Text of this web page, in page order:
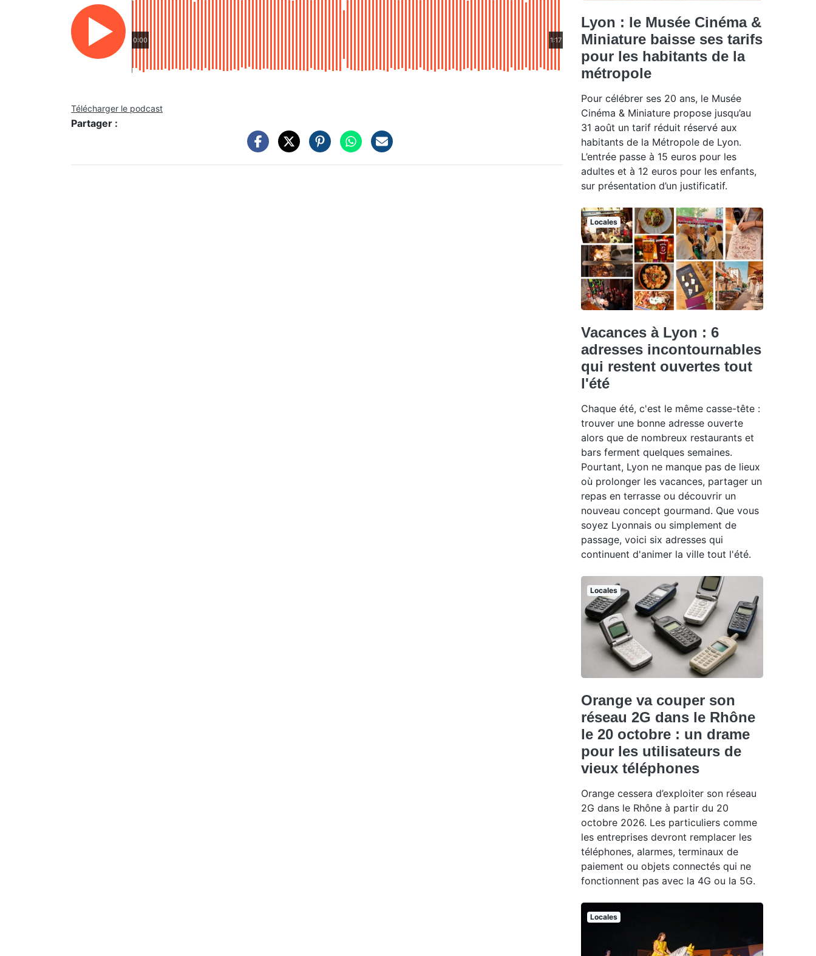
0:00 1:17
Télécharger le podcast
Partager :
Lyon : le Musée Cinéma &
Miniature baisse ses tarifs
pour les habitants de la
métropole
Pour célébrer ses 20 ans, le Musée
Cinéma & Miniature propose jusqu’au
31 août un tarif réduit réservé aux
habitants de la Métropole de Lyon.
L’entrée passe à 15 euros pour les
adultes et à 12 euros pour les enfants,
sur présentation d’un justificatif.
Locales
Vacances à Lyon : 6
adresses incontournables
qui restent ouvertes tout
l'été
Chaque été, c'est le même casse-tête :
trouver une bonne adresse ouverte
alors que de nombreux restaurants et
bars ferment quelques semaines.
Pourtant, Lyon ne manque pas de lieux
où prolonger les vacances, partager un
repas en terrasse ou découvrir un
nouveau concept gourmand. Que vous
soyez Lyonnais ou simplement de
passage, voici six adresses qui
continuent d'animer la ville tout l'été.
Locales
Orange va couper son
réseau 2G dans le Rhône
le 20 octobre : un drame
pour les utilisateurs de
vieux téléphones
Orange cessera d’exploiter son réseau
2G dans le Rhône à partir du 20
octobre 2026. Les particuliers comme
les entreprises devront remplacer les
téléphones, alarmes, terminaux de
paiement ou objets connectés qui ne
fonctionnent pas avec la 4G ou la 5G.
Locales